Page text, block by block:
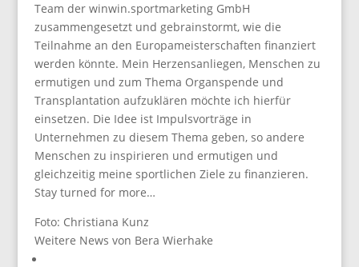
Team der winwin.sportmarketing GmbH
zusammengesetzt und gebrainstormt, wie die
Teilnahme an den Europameisterschaften finanziert
werden könnte. Mein Herzensanliegen, Menschen zu
ermutigen und zum Thema Organspende und
Transplantation aufzuklären möchte ich hierfür
einsetzen. Die Idee ist Impulsvorträge in
Unternehmen zu diesem Thema geben, so andere
Menschen zu inspirieren und ermutigen und
gleichzeitig meine sportlichen Ziele zu finanzieren.
Stay turned for more…
Foto: Christiana Kunz
Weitere News von Bera Wierhake